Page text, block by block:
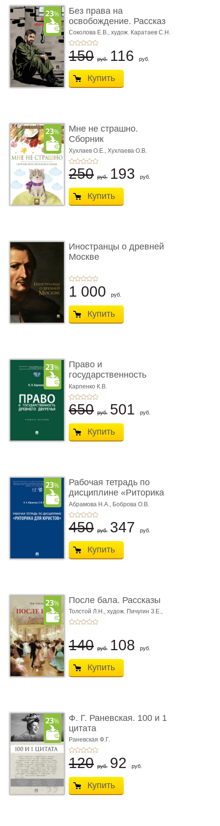
Без права на
освобождение. Рассказ
Соколова Е.В., худож. Каратаев С.Н.
150 руб. 116 руб.
Купить
Мне не страшно.
Сборник
терапевтических
сказо� ...
Хухлаев О.Е., Хухлаева О.В.
250 руб. 193 руб.
Купить
Иностранцы о древней
Москве
1 000 руб.
Купить
Право и
государственность
Древнего Двуречья. �
...
Карпенко К.В.
650 руб. 501 руб.
Купить
Рабочая тетрадь по
дисциплине «Риторика
для ю� ...
Абрамова Н.А., Боброва О.В.
450 руб. 347 руб.
Купить
После бала. Рассказы
Толстой Л.Н., худож. Пичугин З.Е.,
худож. Лебедев А.И.,
140 руб. 108 руб.
Купить
Ф. Г. Раневская. 100 и 1
цитата
Раневская Ф.Г.
120 руб. 92 руб.
Купить